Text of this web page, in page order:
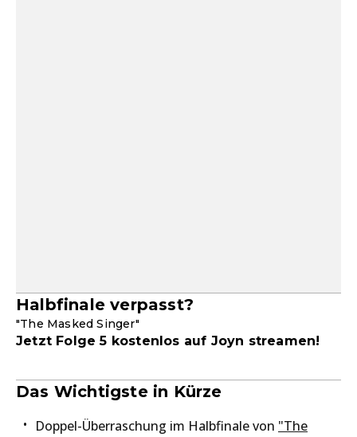
Halbfinale verpasst?
"The Masked Singer"
Jetzt Folge 5 kostenlos auf Joyn streamen!
Das Wichtigste in Kürze
Doppel-Überraschung im Halbfinale von "The